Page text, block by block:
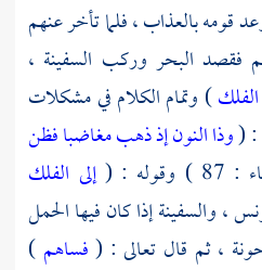
قومه بالعذاب ، فلما تأخر عنهم
فقصد البحر وركب السفينة ،
الفلك) وتمام الكلام في مشكلات
: (وذا النون إذ ذهب مغاضبا فظن
: (
إلى الفلك
، والسفينة إذا كان فيها الحمل
، ثم قال تعالى : (فساهم )